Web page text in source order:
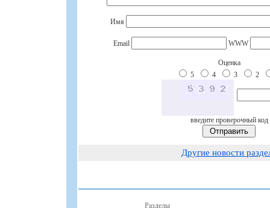
Имя
Email WWW
Оценка
5
4 3 2
введите проверочный код
Другие новости
Разделы